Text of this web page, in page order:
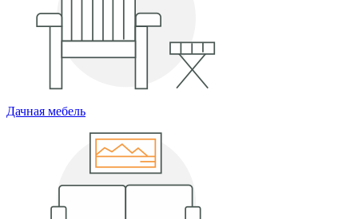
Дачная мебель